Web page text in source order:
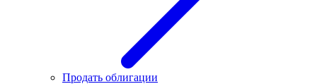
Продать облигации